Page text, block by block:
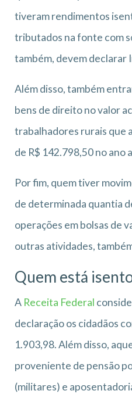
tiveram rendimentos
tributados na fonte com
também, devem declarar
Além disso, também
bens de direito no valor
trabalhadores rurais que
de R$ 142.798,50 no ano
Por fim, quem tiver
de determinada quantia
operações em bolsas de
outras atividades,
Quem está
A Receita Federal
declaração os cidadãos
1.903,98. Além disso,
proveniente de pensão
(militares) e